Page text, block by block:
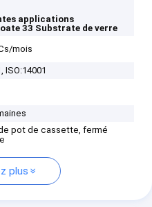
applications
33 Substrate de verre
mois
ISO:14001
pot de cassette, fermé
plus